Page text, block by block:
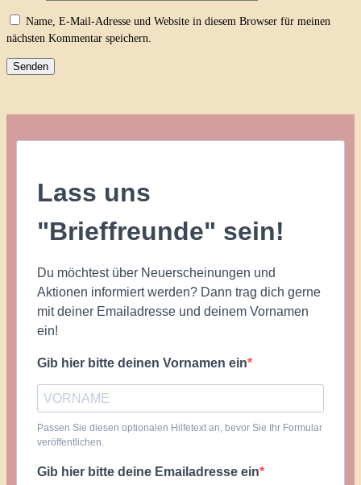
Name, E-Mail-Adresse und Website in diesem Browser für meinen
nächsten Kommentar speichern.
Lass uns
"Brieffreunde" sein!
Du möchtest über Neuerscheinungen und
Aktionen informiert werden? Dann trag dich gerne
mit deiner Emailadresse und deinem Vornamen
ein!
Gib hier bitte deinen Vornamen ein
Passen Sie diesen optionalen Hilfetext an, bevor Sie Ihr Formular
veröffentlichen.
Gib hier bitte deine Emailadresse ein